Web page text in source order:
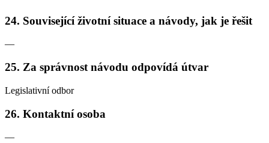
24. Související životní situace a návody, jak je řešit
—
25. Za správnost návodu odpovídá útvar
Legislativní odbor
26. Kontaktní osoba
—